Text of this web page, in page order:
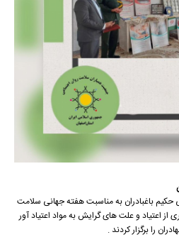
باغبادران به مناسبت هفته جهانی سلامت
از اعتیاد و علت های گرايش به مواد اعتیاد آور
را برگزار کردند .